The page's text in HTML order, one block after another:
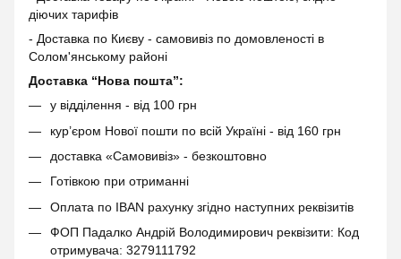
діючих тарифів
- Доставка по Києву - самовивіз по домовленості в
Солом'янському районі
Доставка “Нова пошта”:
у відділення - від 100 грн
кур’єром Нової пошти по всій Україні - від 160 грн
доставка «Самовивіз» - безкоштовно
Готівкою при отриманні
Оплата по IBAN рахунку згідно наступних реквізитів
ФОП Падалко Андрій Володимирович реквізити: Код
отримувача: 3279111792